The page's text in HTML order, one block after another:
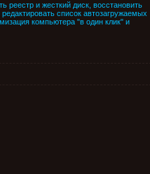
реестр и жесткий диск, восстановить
список автозагружаемых
компьютера "в один клик" и